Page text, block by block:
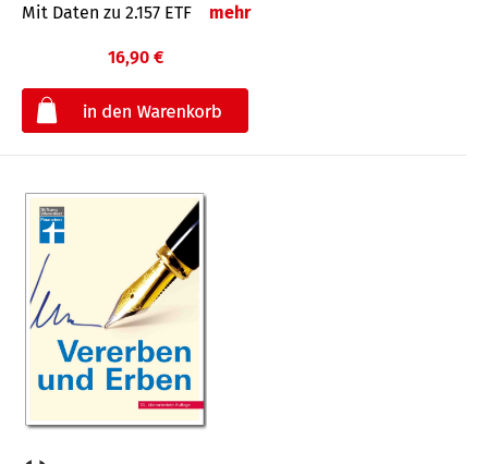
Mit Daten zu 2.157 ETF mehr
16,90 €